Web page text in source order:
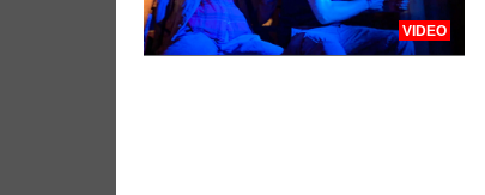
VIDEO